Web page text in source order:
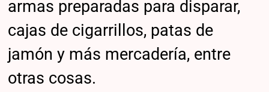
armas preparadas para disparar,
cajas de cigarrillos, patas de
jamón y más mercadería, entre
otras cosas.